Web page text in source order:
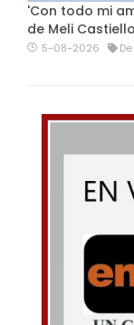
'Con todo mi
de Meli Castiello
5-08-2026